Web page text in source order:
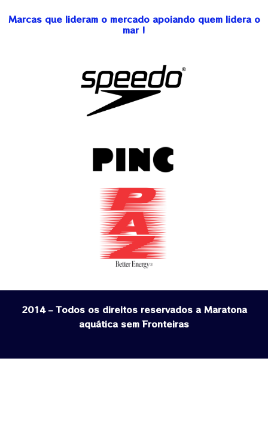
Marcas que lideram o mercado apoiando quem lidera o
mar !
2014 – Todos os direitos reservados a Maratona
aquática sem Fronteiras